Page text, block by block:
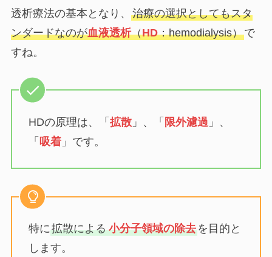
透析療法の基本となり、 治療の選択としてもスタ
ンダードなのが血液透析（HD：hemodialysis）で
すね。
HDの原理は、「 拡散」、「 限外濾過 」、
「 吸着」です。
特に拡散による 小分子領域の除去を目的と
します。